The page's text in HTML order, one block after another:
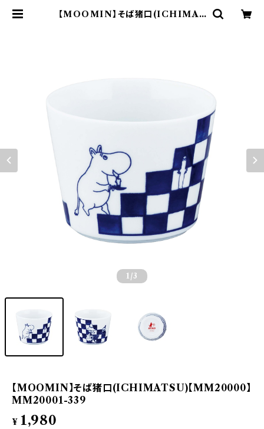
【MOOMIN】そば猪口(ICHIMAT
1 /3
【MOOMIN】そば猪口(ICHIMATSU)【MM20000】
MM20001-339
¥ 1,980